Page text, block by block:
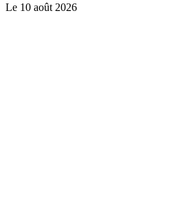
Le 10 août 2026